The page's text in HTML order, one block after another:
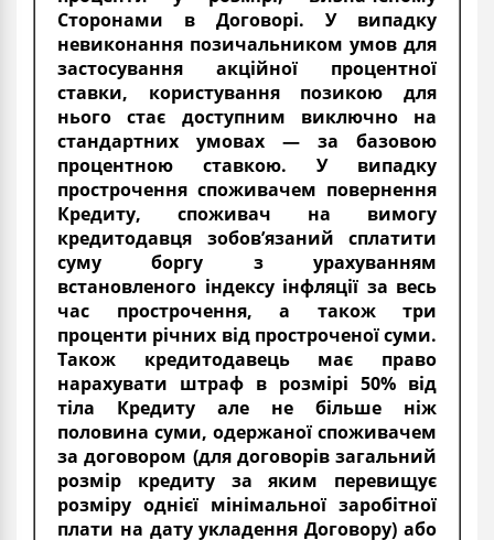
Сторонами в Договорі. У випадку
невиконання позичальником умов для
застосування акційної процентної
ставки, користування позикою для
нього стає доступним виключно на
стандартних умовах — за базовою
процентною ставкою. У випадку
прострочення споживачем повернення
Кредиту, споживач на вимогу
кредитодавця зобов’язаний сплатити
суму боргу з урахуванням
встановленого індексу інфляції за весь
час прострочення, а також три
проценти річних від простроченої суми.
Також кредитодавець має право
нарахувати штраф в розмірі 50% від
тіла Кредиту але не більше ніж
половина суми, одержаної споживачем
за договором (для договорів загальний
розмір кредиту за яким перевищує
розміру однієї мінімальної заробітної
плати на дату укладення Договору) або